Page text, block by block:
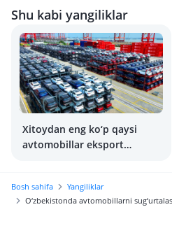
Shu kabi yangiliklar
Xitoydan eng ko‘p qaysi
avtomobillar eksport
Bosh sahifa
Yangiliklar
O‘zbekistonda avtomobillarni